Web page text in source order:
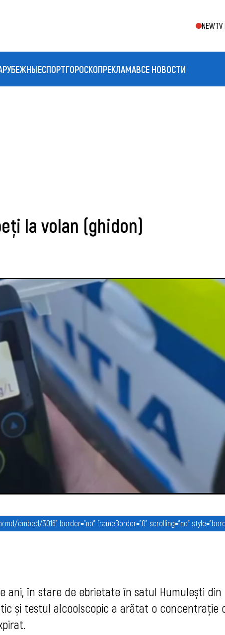
NEWTV
СПОРТГОРОСКОПРЕКЛАМАВСЕ НОВОСТИ
la volan (ghidon)
ani, în stare de ebrietate în satul Humulești din
și testul alcoolscopic a arătat o concentrație